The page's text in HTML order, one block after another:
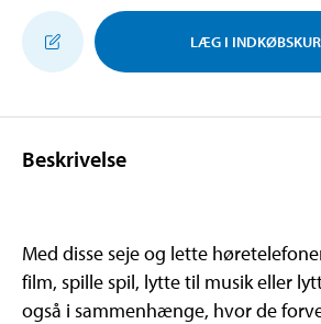
LÆG I
Beskrivelse
Med disse seje og lette
film, spille spil, lytte til musik eller
også i sammenhænge, hvor de